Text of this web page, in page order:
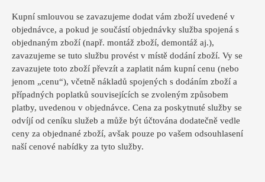
Kupní smlouvou se zavazujeme dodat vám zboží uvedené v
objednávce, a pokud je součástí objednávky služba spojená s
objednaným zboží (např. montáž zboží, demontáž aj.),
zavazujeme se tuto službu provést v místě dodání zboží. Vy se
zavazujete toto zboží převzít a zaplatit nám kupní cenu (nebo
jenom „cenu“), včetně nákladů spojených s dodáním zboží a
případných poplatků souvisejících se zvoleným způsobem
platby, uvedenou v objednávce. Cena za poskytnuté služby se
odvíjí od ceníku služeb a může být účtována dodatečně vedle
ceny za objednané zboží, avšak pouze po vašem odsouhlasení
naší cenové nabídky za tyto služby.